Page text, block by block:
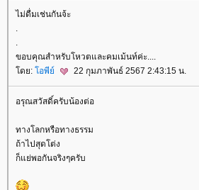
ไม่ดื่มเช่นกันจ้ะ
.
.
ขอบคุณสำหรับโหวตและคมเม้นท์ค่ะ....
ดย: อพีย์ 22 กุมภาพันธ์ 2567 2:43:15 น.
อรุณสวัสดิ์ครับน้องต่อ
ทางโลกหรือทางธรรม
ถ้าไปสุดโต่ง
ก็แย่พอกันจริงๆครับ